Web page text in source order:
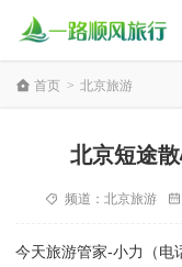
首页 > 北京旅游
北京短途
频道： 北京旅游
今天旅游管家-小力（电